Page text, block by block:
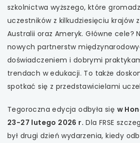
uwaga, link
uwaga, link
uwaga, link
uwaga, link
szkolnictwa wyższego, które
uczestników z kilkudziesięciu krajów z
Australii oraz Ameryk. Główne cele?
nowych partnerstw
doświadczeniem i dobrymi
trendach w edukacji. To także
spotkać się z przedstawicielami
Tegoroczna edycja odbyła się w
23-27 lutego 2026 r. Dla FRSE
był drugi dzień wydarzenia, kiedy